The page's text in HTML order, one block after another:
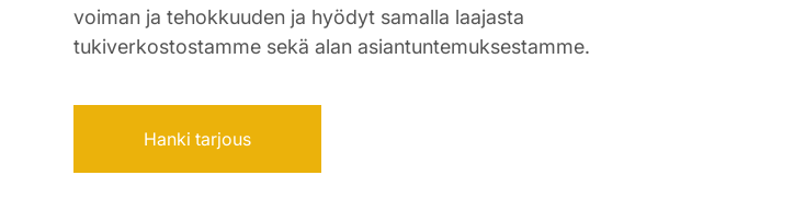
voiman ja tehokkuuden ja hyödyt samalla laajasta
tukiverkostostamme sekä alan asiantuntemuksestamme.
Hanki tarjous